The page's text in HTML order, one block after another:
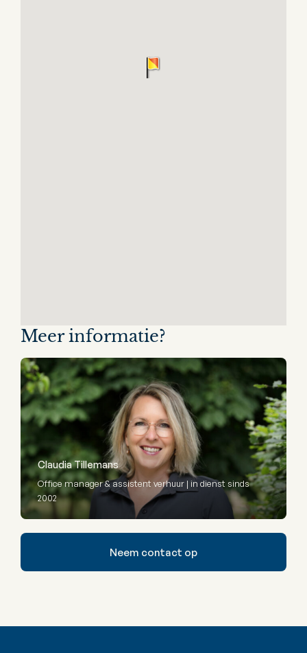
Meer informatie?
Claudia Tillemans
Office manager & assistent verhuur | in dienst sinds
2002
Neem contact op